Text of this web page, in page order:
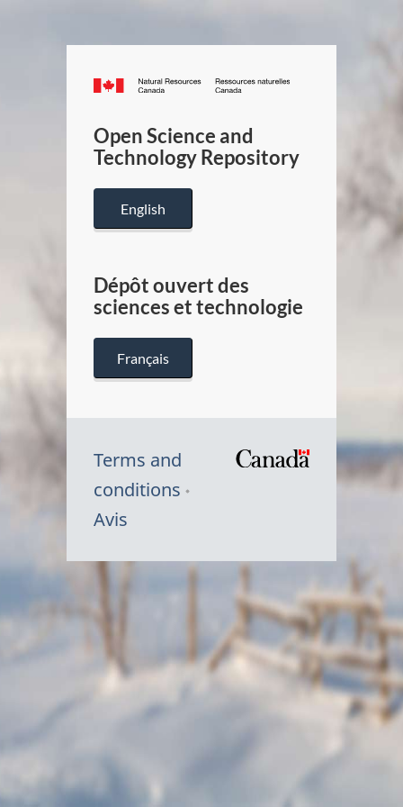
Canada.ca
/
Canada
Open Science and
Technology Repository
English
Dépôt ouvert des
sciences et technologie
Français
Terms and
conditions
Avis
Symbole
Canada